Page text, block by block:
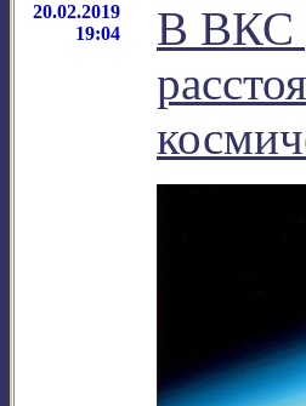
20.02.2019
19:04
В ВКС